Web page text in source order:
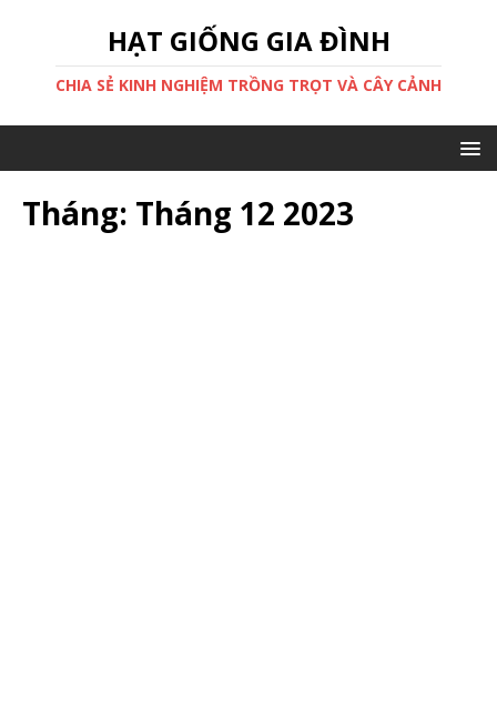
HẠT GIỐNG GIA ĐÌNH
CHIA SẺ KINH NGHIỆM TRỒNG TRỌT VÀ CÂY CẢNH
Tháng: Tháng 12 2023